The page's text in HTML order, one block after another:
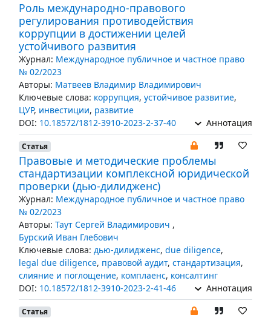
Роль международно-правового
регулирования противодействия
коррупции в достижении целей
устойчивого развития
Журнал: Международное публичное и частное право
№ 02/2023
Авторы: Матвеев Владимир Владимирович
Ключевые слова: коррупция, устойчивое развитие,
ЦУР, инвестиции, развитие
DOI: 10.18572/1812-3910-2023-2-37-40 Аннотация
Статья
Правовые и методические проблемы
стандартизации комплексной юридической
проверки (дью-дилидженс)
Журнал: Международное публичное и частное право
№ 02/2023
Авторы: Таут Сергей Владимирович ,
Бурский Иван Глебович
Ключевые слова: дью-дилидженс, due diligence,
legal due diligence, правовой аудит, стандартизация,
слияние и поглощение, комплаенс, консалтинг
DOI: 10.18572/1812-3910-2023-2-41-46 Аннотация
Статья